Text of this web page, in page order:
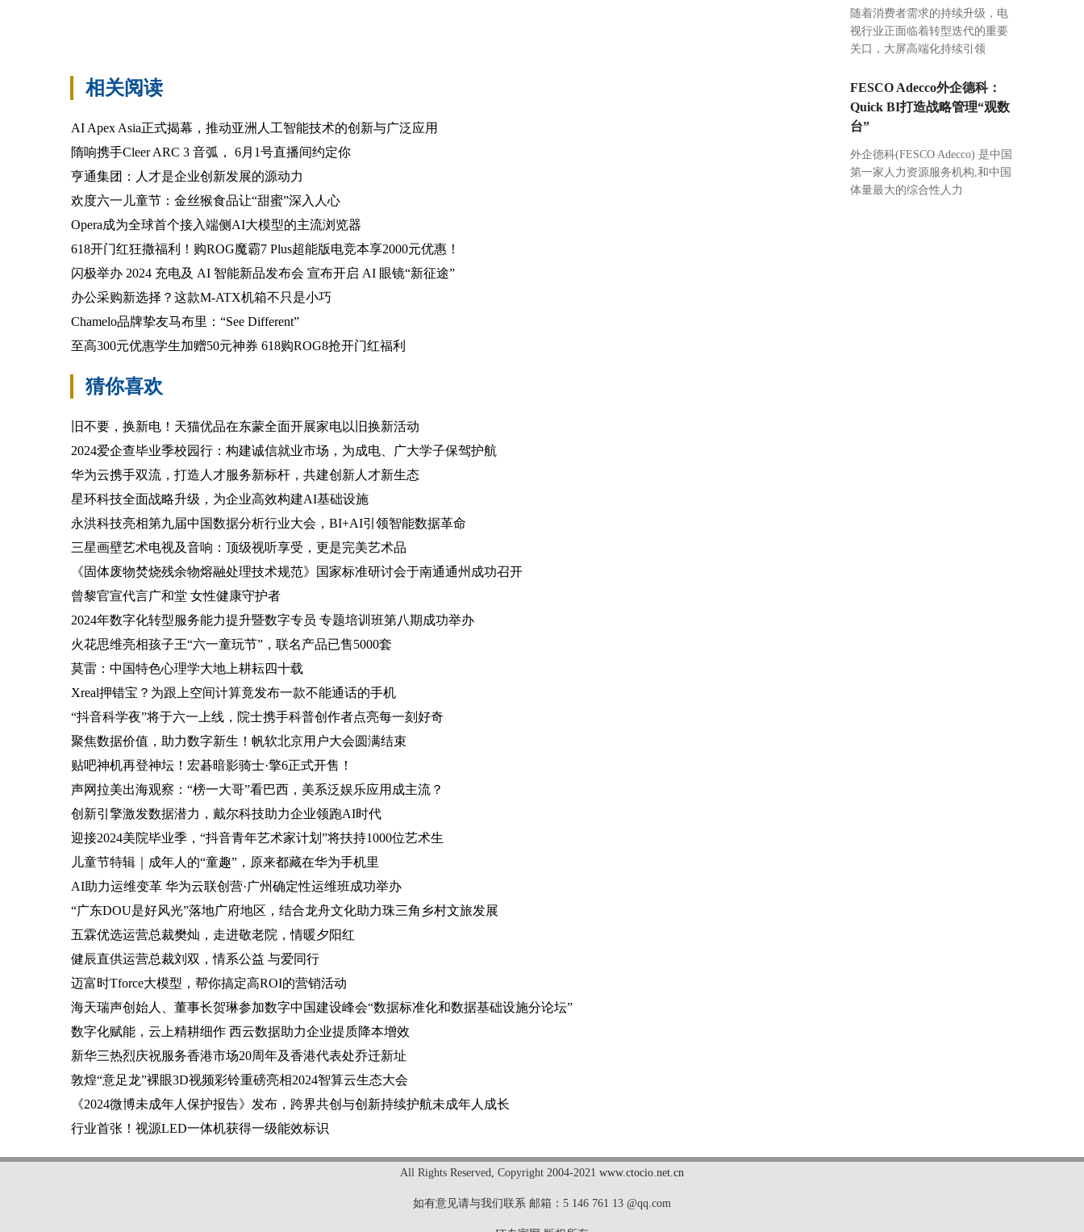
相关阅读
AI Apex Asia正式揭幕，推动亚洲人工智能技术的创新与广泛应用
隋响携手Cleer ARC 3 音弧， 6月1号直播间约定你
亨通集团：人才是企业创新发展的源动力
欢度六一儿童节：金丝猴食品让“甜蜜”深入人心
Opera成为全球首个接入端侧AI大模型的主流浏览器
618开门红狂撒福利！购ROG魔霸7 Plus超能版电竞本享2000元优惠！
闪极举办 2024 充电及 AI 智能新品发布会 宣布开启 AI 眼镜“新征途”
办公采购新选择？这款M-ATX机箱不只是小巧
Chamelo品牌挚友马布里：“See Different”
至高300元优惠学生加赠50元神券 618购ROG8抢开门红福利
猜你喜欢
旧不要，换新电！天猫优品在东蒙全面开展家电以旧换新活动
2024爱企查毕业季校园行：构建诚信就业市场，为成电、广大学子保驾护航
华为云携手双流，打造人才服务新标杆，共建创新人才新生态
星环科技全面战略升级，为企业高效构建AI基础设施
永洪科技亮相第九届中国数据分析行业大会，BI+AI引领智能数据革命
三星画壁艺术电视及音响：顶级视听享受，更是完美艺术品
《固体废物焚烧残余物熔融处理技术规范》国家标准研讨会于南通通州成功召开
曾黎官宣代言广和堂 女性健康守护者
2024年数字化转型服务能力提升暨数字专员 专题培训班第八期成功举办
火花思维亮相孩子王“六一童玩节”，联名产品已售5000套
莫雷：中国特色心理学大地上耕耘四十载
Xreal押错宝？为跟上空间计算竟发布一款不能通话的手机
“抖音科学夜”将于六一上线，院士携手科普创作者点亮每一刻好奇
聚焦数据价值，助力数字新生！帆软北京用户大会圆满结束
贴吧神机再登神坛！宏碁暗影骑士·擎6正式开售！
声网拉美出海观察：“榜一大哥”看巴西，美系泛娱乐应用成主流？
创新引擎激发数据潜力，戴尔科技助力企业领跑AI时代
迎接2024美院毕业季，“抖音青年艺术家计划”将扶持1000位艺术生
儿童节特辑｜成年人的“童趣”，原来都藏在华为手机里
AI助力运维变革 华为云联创营·广州确定性运维班成功举办
“广东DOU是好风光”落地广府地区，结合龙舟文化助力珠三角乡村文旅发展
五霖优选运营总裁樊灿，走进敬老院，情暖夕阳红
健辰直供运营总裁刘双，情系公益 与爱同行
迈富时Tforce大模型，帮你搞定高ROI的营销活动
海天瑞声创始人、董事长贺琳参加数字中国建设峰会“数据标准化和数据基础设施分论坛”
数字化赋能，云上精耕细作 西云数据助力企业提质降本增效
新华三热烈庆祝服务香港市场20周年及香港代表处乔迁新址
敦煌“意足龙”裸眼3D视频彩铃重磅亮相2024智算云生态大会
《2024微博未成年人保护报告》发布，跨界共创与创新持续护航未成年人成长
行业首张！视源LED一体机获得一级能效标识
随着消费者需求的持续升级，电
视行业正面临着转型迭代的重要
关口，大屏高端化持续引领
FESCO Adecco外企德科：
Quick BI打造战略管理“观数
台”
外企德科(FESCO Adecco) 是中国
第一家人力资源服务机构,和中国
体量最大的综合性人力
All Rights Reserved, Copyright 2004-2021 www.ctocio.net.cn
如有意见请与我们联系 邮箱：5 146 761 13 @qq.com